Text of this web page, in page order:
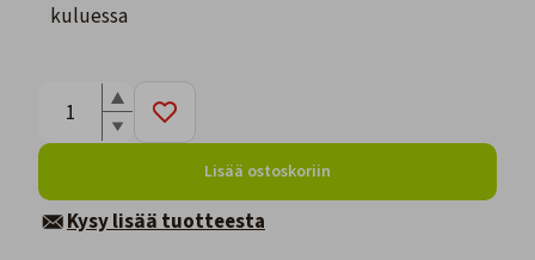
kuluessa
Lisää ostoskoriin
Kysy lisää tuotteesta